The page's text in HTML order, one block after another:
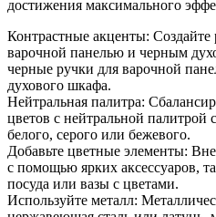
достижения максимального
Контрастные акценты: Создайте
варочной панелью и черным
черные ручки для варочной
духового шкафа.
Нейтральная палитра:
цветов с нейтральной палитрой
белого, серого или бежевого.
Добавьте цветные элементы:
с помощью ярких аксессуаров,
посуда или вазы с цветами.
Используйте металл: